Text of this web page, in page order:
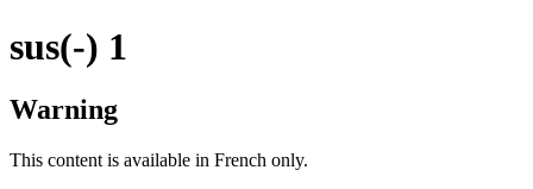
sus(-) 1
Warning
This content is available in French only.